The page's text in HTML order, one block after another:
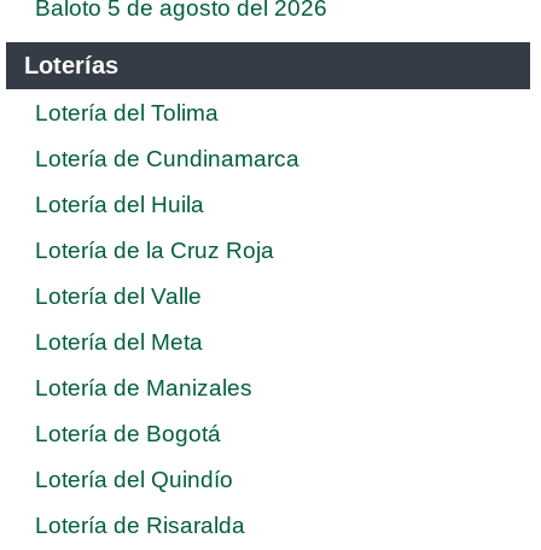
Baloto 5 de agosto del 2026
Loterías
Lotería del Tolima
Lotería de Cundinamarca
Lotería del Huila
Lotería de la Cruz Roja
Lotería del Valle
Lotería del Meta
Lotería de Manizales
Lotería de Bogotá
Lotería del Quindío
Lotería de Risaralda